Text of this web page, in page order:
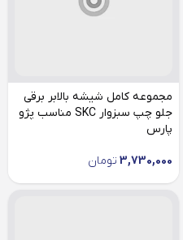
مجموعه کامل شیشه بالابر برقی
جلو چپ سبزوار SKC مناسب پژو
پارس
3,730,000 تومان